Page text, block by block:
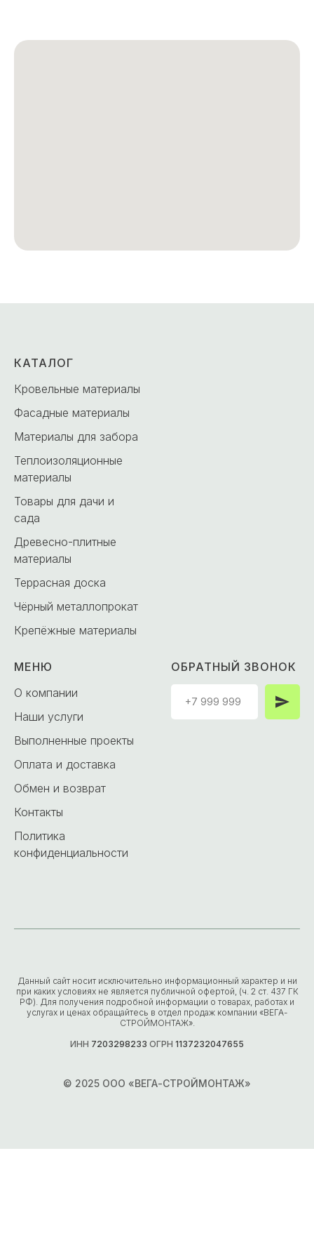
КАТАЛОГ
Кровельные материалы
Фасадные материалы
Материалы для забора
Теплоизоляционные
материалы
Товары для дачи и
сада
Древесно-плитные
материалы
Террасная доска
Чёрный металлопрокат
Крепёжные материалы
МЕНЮ
О компании
Наши услуги
Выполненные проекты
Оплата и доставка
Обмен и возврат
Контакты
Политика
конфиденциальности
ОБРАТНЫЙ ЗВОНОК
Данный сайт носит исключительно информационный характер и ни
при каких условиях не является публичной офертой, (ч. 2 ст. 437 ГК
РФ). Для получения подробной информации о товарах, работах и
услугах и ценах обращайтесь в отдел продаж компании «ВЕГА-
СТРОЙМОНТАЖ».
ИНН 7203298233 ОГРН 1137232047655
© 2025 ООО «ВЕГА-СТРОЙМОНТАЖ»